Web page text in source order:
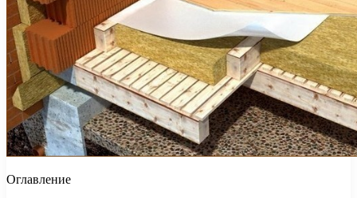
Оглавление